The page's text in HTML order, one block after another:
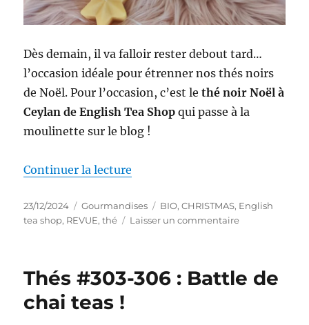
Dès demain, il va falloir rester debout tard…
l’occasion idéale pour étrenner nos thés noirs
de Noël. Pour l’occasion, c’est lethé noir Noël à
Ceylan de English Tea Shop qui passe à la
moulinette sur le blog !
Continuer la lecture
Publié
le
23/12/2024 Catégories
Gourmandises Étiquettes
BIO,CHRISTMAS, English
tea shop, REVUE,thé Laisser un commentairesur
Thé
Thés #303-306 : Battle de
chai teas !